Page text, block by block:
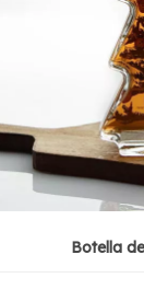
Botella